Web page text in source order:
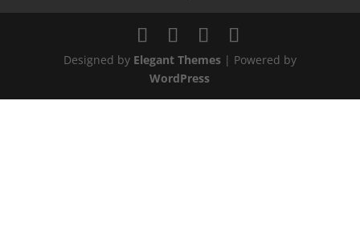
Designed by Elegant Themes| Powered by
WordPress